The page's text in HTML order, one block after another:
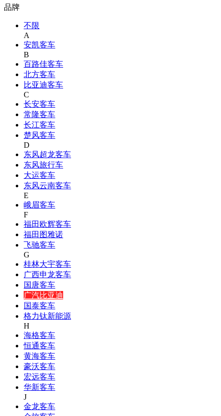
品牌
不限
A
安凯客车
B
百路佳客车
北方客车
比亚迪客车
C
长安客车
常隆客车
长江客车
楚风客车
D
东风超龙客车
东风旅行车
大运客车
东风云南客车
E
峨眉客车
F
福田欧辉客车
福田图雅诺
飞驰客车
G
桂林大宇客车
广西申龙客车
国唐客车
广汽比亚迪
国泰客车
格力钛新能源
H
海格客车
恒通客车
黄海客车
豪沃客车
宏远客车
华新客车
J
金龙客车